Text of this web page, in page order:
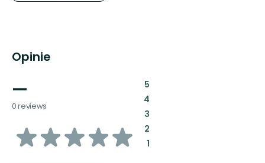
Opinie
—
0 reviews
z
5:
4:
3:
2:
1: